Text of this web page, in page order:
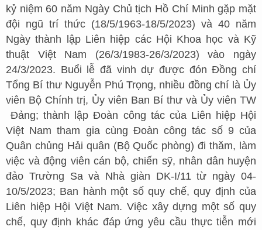
kỷ niệm 60 năm Ngày Chủ tịch Hồ Chí Minh gặp mặt
đội ngũ trí thức (18/5/1963-18/5/2023) và 40 năm
Ngày thành lập Liên hiệp các Hội Khoa học và Kỹ
thuật Việt Nam (26/3/1983-26/3/2023) vào ngày
24/3/2023. Buổi lễ đã vinh dự được đón Đồng chí
Tổng Bí thư Nguyễn Phú Trọng, nhiều đồng chí là Ủy
viên Bộ Chính trị, Ủy viên Ban Bí thư và Ủy viên TW
Đảng; thành lập Đoàn công tác của Liên hiệp Hội
Việt Nam tham gia cùng Đoàn công tác số 9 của
Quân chủng Hải quân (Bộ Quốc phòng) đi thăm, làm
việc và động viên cán bộ, chiến sỹ, nhân dân huyện
đảo Trường Sa và Nhà giàn DK-I/11 từ ngày 04-
10/5/2023; Ban hành một số quy chế, quy định của
Liên hiệp Hội Việt Nam. Việc xây dựng một số quy
chế, quy định khác đáp ứng yêu cầu thực tiễn mới